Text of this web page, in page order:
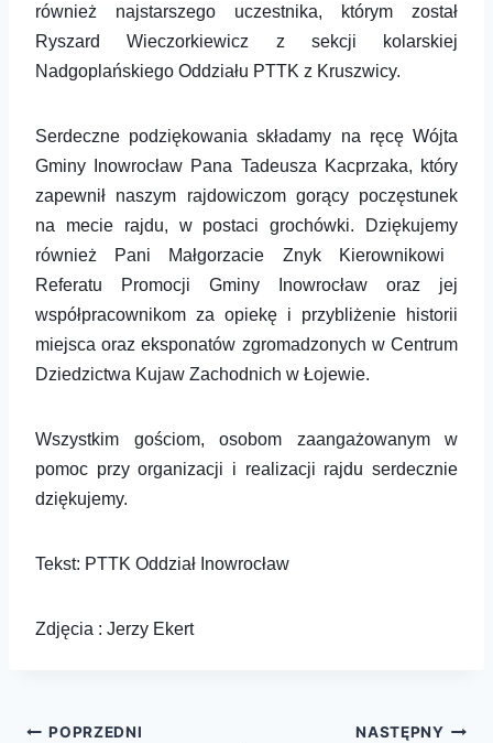
również najstarszego uczestnika, którym został
Ryszard Wieczorkiewicz z sekcji kolarskiej
Nadgoplańskiego Oddziału PTTK z Kruszwicy.
Serdeczne podziękowania składamy na ręcę Wójta
Gminy Inowrocław Pana Tadeusza Kacprzaka, który
zapewnił naszym rajdowiczom gorący poczęstunek
na mecie rajdu, w postaci grochówki. Dziękujemy
również Pani Małgorzacie Znyk Kierownikowi
Referatu Promocji Gminy Inowrocław oraz jej
współpracownikom za opiekę i przybliżenie historii
miejsca oraz eksponatów zgromadzonych w Centrum
Dziedzictwa Kujaw Zachodnich w Łojewie.
Wszystkim gościom, osobom zaangażowanym w
pomoc przy organizacji i realizacji rajdu serdecznie
dziękujemy.
Tekst: PTTK Oddział Inowrocław
Zdjęcia : Jerzy Ekert
POPRZEDNI NASTĘPNY